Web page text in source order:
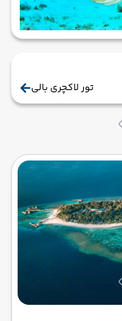
تور لاکچری بالی